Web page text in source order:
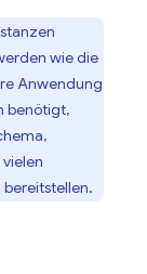
wie die
Anwendung
benötigt,